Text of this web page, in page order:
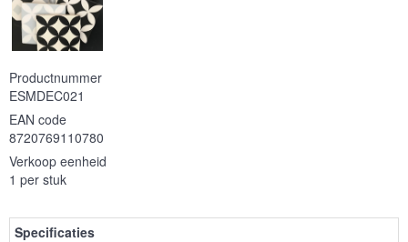
Productnummer
ESMDEC021
EAN code
8720769110780
Verkoop eenheid
1 per stuk
Specificaties